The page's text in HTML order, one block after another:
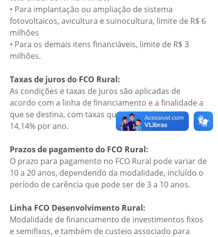
• Para implantação ou ampliação de sistema
fotovoltaicos, avicultura e suinocultura, limite de R$ 6
milhões
• Para os demais itens financiáveis, limite de R$ 3
milhões.
Taxas de juros do FCO Rural:
As condições e taxas de juros são aplicadas de
acordo com a linha de financiamento e a finalidade a
que se destina, com taxas que variam de 8,60% a
14,14% por ano.
Prazos de pagamento do FCO Rural:
O prazo para pagamento no FCO Rural pode variar de
10 a 20 anos, dependendo da modalidade, incluído o
período de carência que pode ser de 3 a 10 anos.
Linha FCO Desenvolvimento Rural:
Modalidade de financiamento de investimentos fixos
e semifixos, e também de custeio associado para